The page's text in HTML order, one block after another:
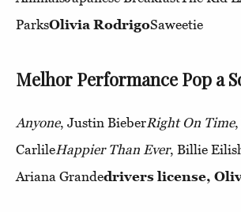
ParksOlivia RodrigoSaweetie
Melhor Performance Pop a
Anyone, Justin BieberRight On Time,
CarlileHappier Than Ever, Billie
Ariana Grandedrivers license,